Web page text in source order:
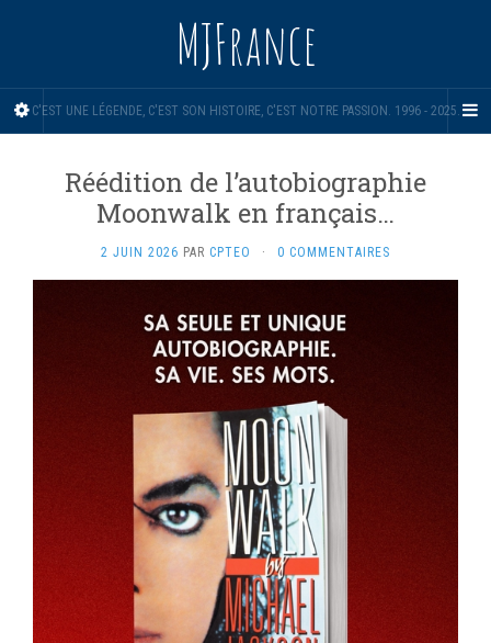
MJFrance
C'EST UNE LÉGENDE, C'EST SON HISTOIRE, C'EST NOTRE PASSION. 1996 - 2025.
Réédition de l’autobiographie
Moonwalk en français…
2 JUIN 2026 PAR CPTEO · 0 COMMENTAIRES